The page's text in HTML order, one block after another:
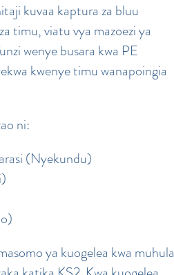
kuvaa kaptura za bluu
timu, viatu vya mazoezi ya
wenye busara kwa PE
kwenye timu wanapoingia
ni:
(Nyekundu)
ya kuogelea kwa muhula